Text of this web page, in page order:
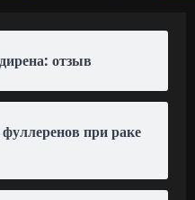
отзыв
при раке